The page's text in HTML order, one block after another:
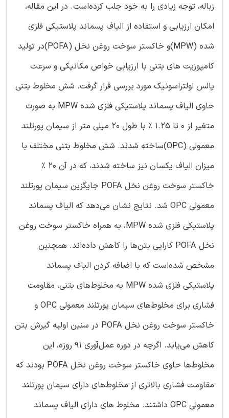
زباله، توجه زیادی را به خود جلب کرده‌است. در این مقاله،
امکان‌ ارزیابی و استفاده از الیاف پسماند پلاستیکی فلزی
شده (‏MPW)‏و خاکستر سوخت روغن نخل (‏POFA)‏در تولید
کامپوزیت های بتنی با ارزیابی خواص مکانیکی و سرعت
پالس اولتراسونیک مورد بررسی قرار گرفت. شش مخلوط بتنی
حاوی الیاف پسماند پلاستیکی فلزی شده MPW به صورت
متغیر از ۰ تا ۱.۲۵ % با طول ۲۰ میلی متر از سیمان پورتلند
معمولی (‏OPC)‏ساخته شدند. شش مخلوط بتنی مختلف با
میزان الیاف یکسان نیز ساخته شدند، که در آن ۲۰ %
خاکستر سوخت روغن نخل POFA جایگزین سیمان پورتلند
معمولی OPC شد. نتایج نشان می‌دهد که الیاف پسماند
پلاستیکی فلزی شده MPW، به همراه خاکستر سوخت روغن
نخل POFA کارایی بتن‌ها را کاهش داده‌اند. همچنین
مشخص شده‌است که با اضافه کردن الیاف پسماند
پلاستیکی فلزی شده MPW به مخلوط‌های بتنی، مقاومت
فشاری برای مخلوط‌های سیمان پورتلند معمولی OPC و
خاکستر سوخت روغن نخل POFA در سنین اولیه گیرش بتن
کاهش می‌یابد. اگرچه در دوره عمل‌آوری ۹۱ روزه، این
مخلوط‌ها حاوی خاکستر سوخت روغن نخل POFA بودند که
مقاومت فشاری بالاتری از مخلوط‌های دارای سیمان پورتلند
معمولی OPC داشتند. مخلوط های دارای الیاف پسماند